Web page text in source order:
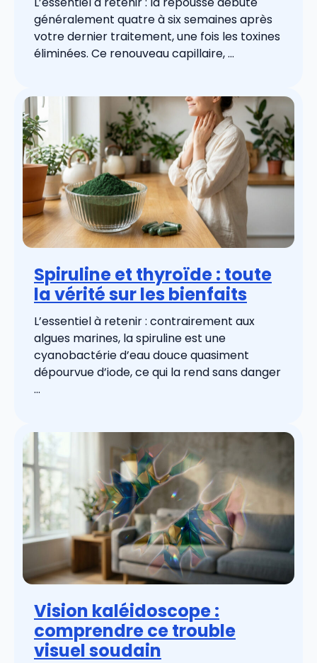
généralement quatre à six semaines après
votre dernier traitement, une fois les toxines
éliminées. Ce renouveau capillaire, ...
Spiruline et thyroïde : toute
la vérité sur les bienfaits
L’essentiel à retenir : contrairement aux
algues marines, la spiruline est une
cyanobactérie d’eau douce quasiment
dépourvue d’iode, ce qui la rend sans danger
...
Vision kaléidoscope :
comprendre ce trouble
visuel soudain